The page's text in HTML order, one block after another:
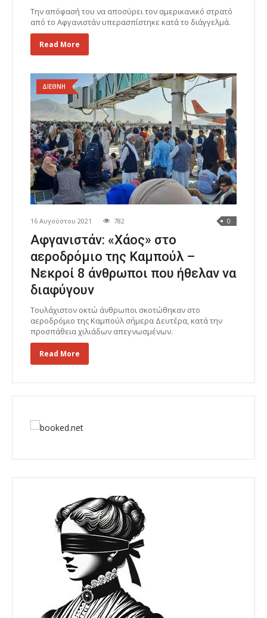
Την απόφασή του να αποσύρει τον αμερικανικό στρατό
από το Αφγανιστάν υπερασπίστηκε κατά το διάγγελμά.
Read More
ΔΙΕΘΝΗ
16 Αυγούστου 2021 782 0
Αφγανιστάν: «Χάος» στο
αεροδρόμιο της Καμπούλ –
Νεκροί 8 άνθρωποι που ήθελαν να
διαφύγουν
Τουλάχιστον οκτώ άνθρωποι σκοτώθηκαν στο
αεροδρόμιο της Καμπούλ σήμερα Δευτέρα, κατά την
προσπάθεια χιλιάδων απεγνωσμένων.
Read More